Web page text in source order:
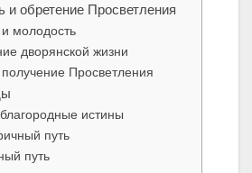
и обретение Просветления
и молодость
дворянской жизни
Просветления
истины
путь
путь